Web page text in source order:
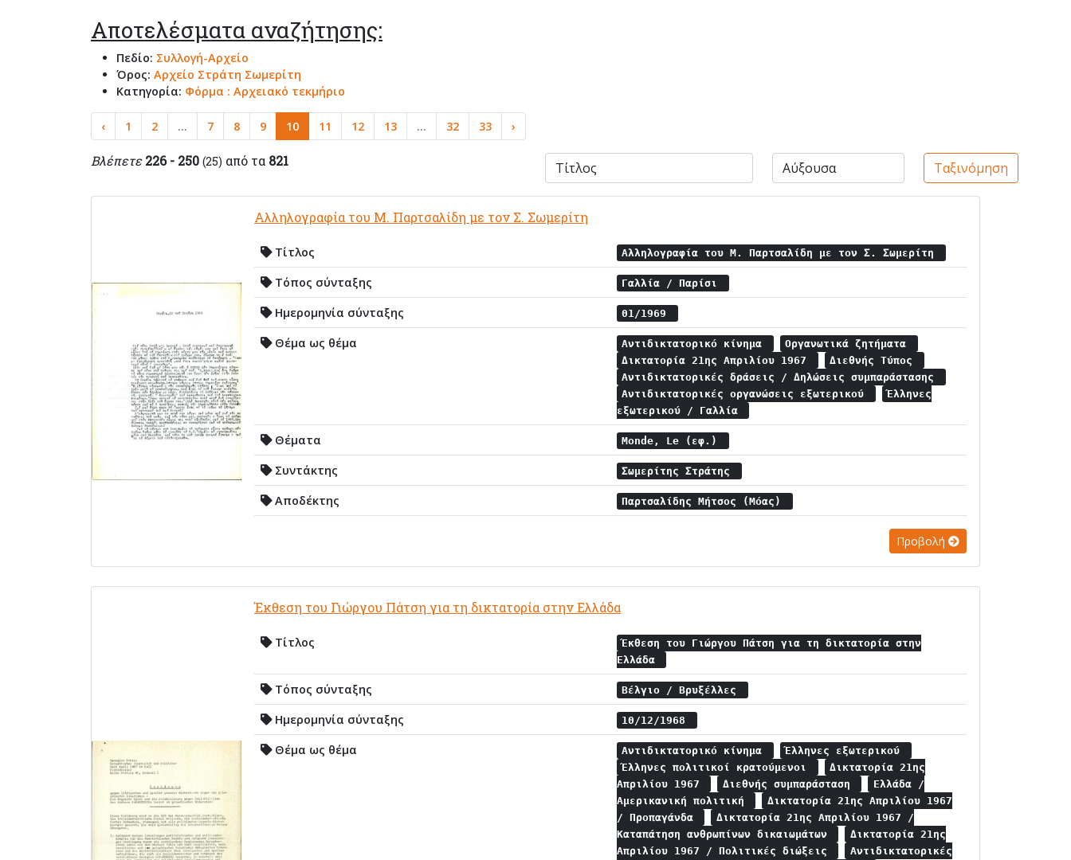
Αποτελέσματα αναζήτησης:
Πεδίο: Συλλογή-Αρχείο
Όρος: Αρχείο Στράτη Σωμερίτη
Κατηγορία: Φόρμα : Αρχειακό τεκμήριο
‹ 1 2 ... 7 8 9 10 11 12 13 ... 32 33 ›
Βλέπετε 226 - 250 (25) από τα 821 Ταξινόμηση
Αλληλογραφία του Μ. Παρτσαλίδη με τον Σ. Σωμερίτη
Τίτλος Αλληλογραφία του Μ. Παρτσαλίδη με τον Σ. Σωμερίτη
Τόπος σύνταξης Γαλλία / Παρίσι
Ημερομηνία σύνταξης 01/1969
Θέμα ως θέμα Αντιδικτατορικό κίνημα
Οργανωτικά ζητήματα
Δικτατορία 21ης Απριλίου 1967
Διεθνής Τύπος
Αντιδικτατορικές δράσεις / Δηλώσεις συμπαράστασης
Αντιδικτατορικές οργανώσεις εξωτερικού
Έλληνες
εξωτερικού / Γαλλία
Θέματα Monde, Le (εφ.)
Συντάκτης Σωμερίτης Στράτης
Αποδέκτης Παρτσαλίδης Μήτσος (Μόας)
Προβολή
Έκθεση του Γιώργου Πάτση για τη δικτατορία στην Ελλάδα
Τίτλος
Έκθεση του Γιώργου Πάτση για τη δικτατορία στην
Ελλάδα
Τόπος σύνταξης Βέλγιο / Βρυξέλλες
Ημερομηνία σύνταξης 10/12/1968
Θέμα ως θέμα Αντιδικτατορικό κίνημα
Έλληνες εξωτερικού
Έλληνες πολιτικοί κρατούμενοι
Δικτατορία 21ης
Απριλίου 1967
Διεθνής συμπαράσταση
Ελλάδα /
Αμερικανική πολιτική
Δικτατορία 21ης Απριλίου 1967
/ Προπαγάνδα
Δικτατορία 21ης Απριλίου 1967 /
Καταπάτηση ανθρωπίνων δικαιωμάτων
Δικτατορία 21ης
Απριλίου 1967 / Πολιτικές διώξεις
Αντιδικτατορικές